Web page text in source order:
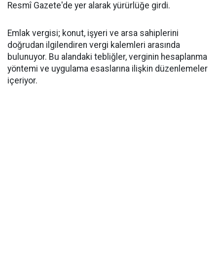
Resmî Gazete'de yer alarak yürürlüğe girdi.
Emlak vergisi; konut, işyeri ve arsa sahiplerini
doğrudan ilgilendiren vergi kalemleri arasında
bulunuyor. Bu alandaki tebliğler, verginin hesaplanma
yöntemi ve uygulama esaslarına ilişkin düzenlemeler
içeriyor.